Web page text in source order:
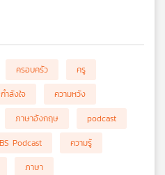
ครอบครัว
ครู
กำลังใจ
ความหวัง
ภาษาอังกฤษ
podcast
Podcast
ความรู้
ภาษา